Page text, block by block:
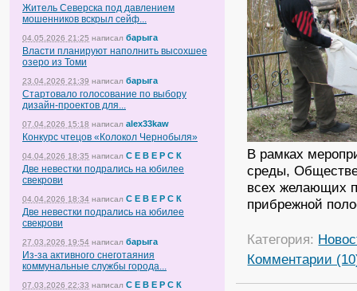
Житель Северска под давлением
мошенников вскрыл сейф...
04.05.2026 21:25 написал барыга
Власти планируют наполнить высохшее
озеро из Томи
23.04.2026 21:39 написал барыга
Стартовало голосование по выбору
дизайн-проектов для...
07.04.2026 15:18 написал alex33kaw
Конкурс чтецов «Колокол Чернобыля»
04.04.2026 18:35 написал С Е В Е Р С К
Две невестки подрались на юбилее
свекрови
04.04.2026 18:34 написал С Е В Е Р С К
Две невестки подрались на юбилее
свекрови
27.03.2026 19:54 написал барыга
Из-за активного снеготаяния
коммунальные службы города...
07.03.2026 22:33 написал С Е В Е Р С К
В рамках
среды,
всех желающих
прибрежной
Категория:
Комментарии